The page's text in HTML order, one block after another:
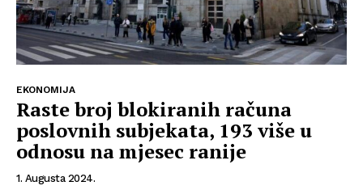
EKONOMIJA
Raste broj blokiranih računa
poslovnih subjekata, 193 više u
odnosu na mjesec ranije
1. Augusta 2024.